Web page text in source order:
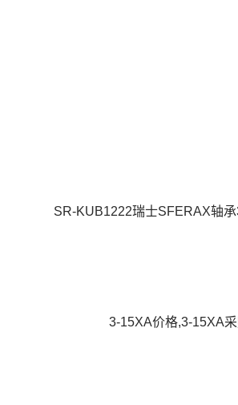
SR-KUB1222瑞士SFERAX轴
3-15XA价格,3-15XA